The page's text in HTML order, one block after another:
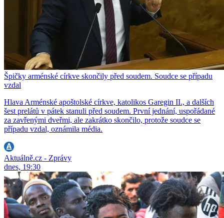
Špičky arménské církve skončily před soudem. Soudce se případu
vzdal
Hlava Arménské apoštolské církve, katolikos Garegin II., a dalších
šest prelátů v pátek stanuli před soudem. První jednání, uspořádané
za zavřenými dveřmi, ale zakrátko skončilo, protože soudce se
případu vzdal, oznámila média.
Aktuálně.cz - Zprávy
dnes, 19:30